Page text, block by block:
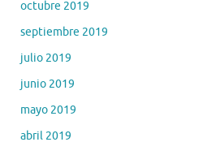
octubre 2019
septiembre 2019
julio 2019
junio 2019
mayo 2019
abril 2019